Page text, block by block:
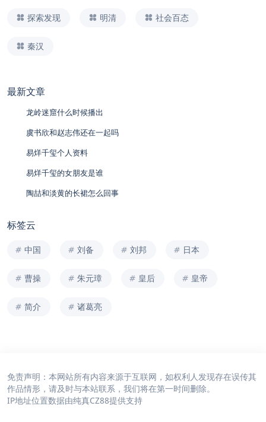
探索发现 明清 社会百态
秦汉
最新文章
龙岭迷窟什么时候播出
虞书欣和赵志伟还在一起吗
易烊千玺个人资料
易烊千玺的女朋友是谁
陶喆和淡黄的长裙怎么回事
标签云
中国 刘备 刘邦 日本
曹操 朱元璋 皇后 皇帝
简介 诸葛亮
免责声明：本网站所有内容来源于互联网，如权利人发现存在误传其
作品情形，请及时与本站联系，我们将在第一时间删除。
IP地址位置数据由纯真CZ88提供支持